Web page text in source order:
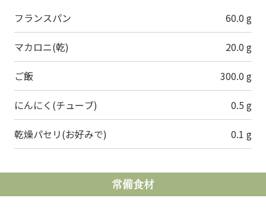
フランスパン 60.0 g
マカロニ(乾) 20.0 g
ご飯 300.0 g
にんにく(チューブ) 0.5 g
乾燥パセリ(お好みで) 0.1 g
常備食材